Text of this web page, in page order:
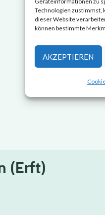
Technologien zustimmst,
dieser Website
können bestimmte
AKZEPTIEREN
(Erft)